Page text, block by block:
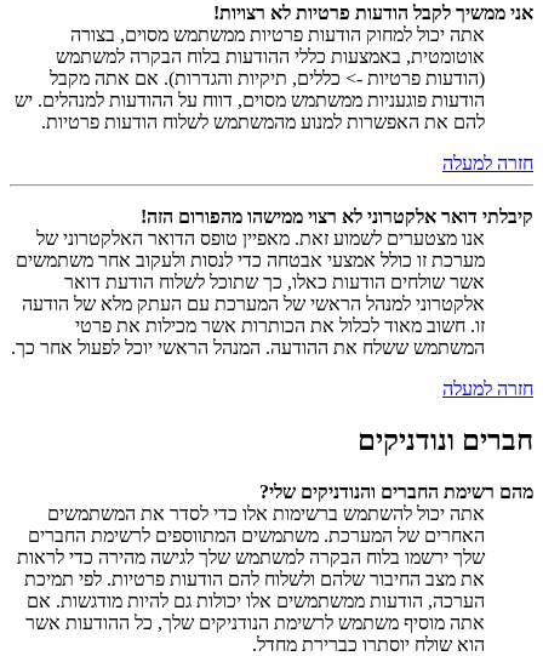
אני ממשיך לקבל הודעות פרטיות לא רצויות!
אתה יכול למחוק הודעות פרטיות ממשתמש מסוים, בצורה
אוטומטית, באמצעות כללי ההודעות בלוח הבקרה למשתמש
(הודעות פרטיות -> כללים, תיקיות והגדרות). אם אתה מקבל
הודעות פוגעניות ממשתמש מסוים, דווח על ההודעות למנהלים. יש
להם את האפשרות למנוע מהמשתמש לשלוח הודעות פרטיות.
חזרה למעלה
קיבלתי דואר אלקטרוני לא רצוי ממישהו מהפורום הזה!
אנו מצטערים לשמוע זאת. מאפיין טופס הדואר האלקטרוני של
מערכת זו כולל אמצעי אבטחה כדי לנסות ולעקוב אחר משתמשים
אשר שולחים הודעות כאלו, כך שתוכל לשלוח הודעת דואר
אלקטרוני למנהל הראשי של המערכת עם העתק מלא של הודעה
זו. חשוב מאוד לכלול את הכותרות אשר מכילות את פרטי
המשתמש ששלח את ההודעה. המנהל הראשי יוכל לפעול אחר כך.
חזרה למעלה
חברים ונודניקים
מהם רשימת החברים והנודניקים שלי?
אתה יכול להשתמש ברשימות אלו כדי לסדר את המשתמשים
האחרים של המערכת. משתמשים המתווספים לרשימת החברים
שלך ירשמו בלוח הבקרה למשתמש שלך לגישה מהירה כדי לראות
את מצב החיבור שלהם ולשלוח להם הודעות פרטיות. לפי תמיכת
הערכה, הודעות ממשתמשים אלו יכולות גם להיות מודגשות. אם
אתה מוסיף משתמש לרשימת הנודניקים שלך, כל ההודעות אשר
הוא שולח יוסתרו כברירת מחדל.